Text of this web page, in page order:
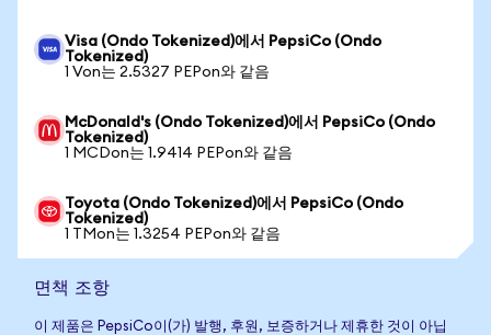
Visa (Ondo Tokenized)에서 PepsiCo (Ondo
Tokenized)
1 Von는 2.5327 PEPon와 같음
McDonald's (Ondo Tokenized)에서 PepsiCo (Ondo
Tokenized)
1 MCDon는 1.9414 PEPon와 같음
Toyota (Ondo Tokenized)에서 PepsiCo (Ondo
Tokenized)
1 TMon는 1.3254 PEPon와 같음
면책 조항
이 제품은 PepsiCo이(가) 발행, 후원, 보증하거나 제휴한 것이 아닙